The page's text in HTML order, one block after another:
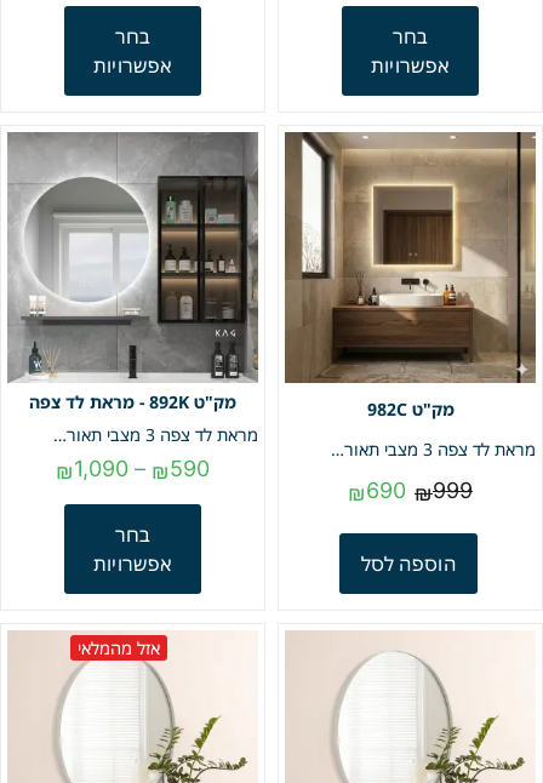
בחר
אפשרויות
בחר
אפשרויות
982C
מראת לד צפה 3 מצבי תאורה + מפשיר אדים | מרובעת 60*60 | מק"ט 982C
₪999
₪690
הוספה לסל
892K - מראת לד צפה
מראת לד צפה 3 מצבי תאורה + מפשיר אדים | דגם "נוגה" | מק"ט 892K
₪590
–
₪1,090
בחר
אפשרויות
אזל מהמלאי